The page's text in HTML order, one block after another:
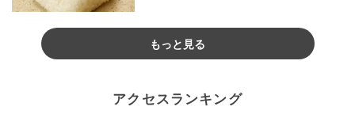
もっと見る
アクセスランキング